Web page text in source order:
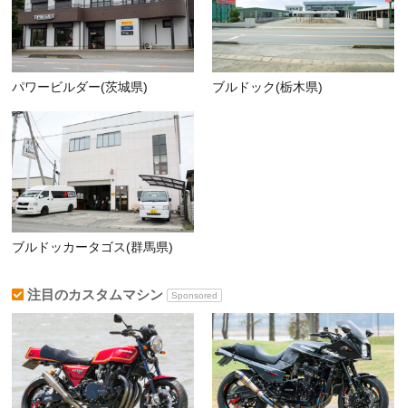
パワービルダー(茨城県) ブルドック(栃木県)
ブルドッカータゴス(群馬県)
注目のカスタムマシン Sponsored